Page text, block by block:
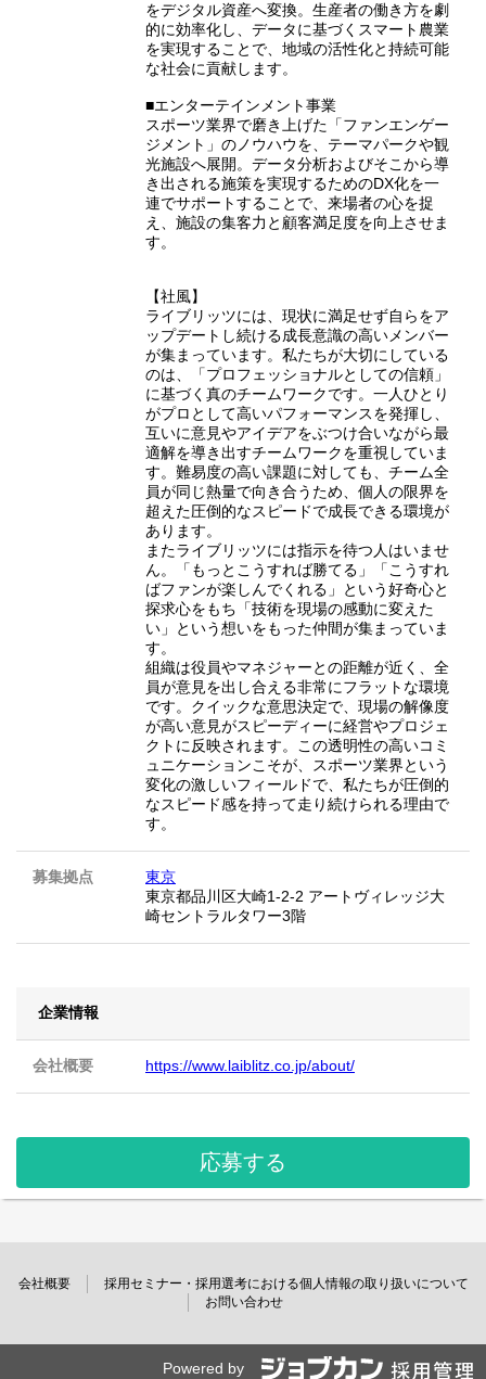
をデジタル資産へ変換。生産者の働き方を劇
的に効率化し、データに基づくスマート農業
を実現することで、地域の活性化と持続可能
な社会に貢献します。
■エンターテインメント事業
スポーツ業界で磨き上げた「ファンエンゲー
ジメント」のノウハウを、テーマパークや観
光施設へ展開。データ分析およびそこから導
き出される施策を実現するためのDX化を一
連でサポートすることで、来場者の心を捉
え、施設の集客力と顧客満足度を向上させま
す。
【社風】
ライブリッツには、現状に満足せず自らをア
ップデートし続ける成長意識の高いメンバー
が集まっています。私たちが大切にしている
のは、「プロフェッショナルとしての信頼」
に基づく真のチームワークです。一人ひとり
がプロとして高いパフォーマンスを発揮し、
互いに意見やアイデアをぶつけ合いながら最
適解を導き出すチームワークを重視していま
す。難易度の高い課題に対しても、チーム全
員が同じ熱量で向き合うため、個人の限界を
超えた圧倒的なスピードで成長できる環境が
あります。
またライブリッツには指示を待つ人はいませ
ん。「もっとこうすれば勝てる」「こうすれ
ばファンが楽しんでくれる」という好奇心と
探求心をもち「技術を現場の感動に変えた
い」という想いをもった仲間が集まっていま
す。
組織は役員やマネジャーとの距離が近く、全
員が意見を出し合える非常にフラットな環境
です。クイックな意思決定で、現場の解像度
が高い意見がスピーディーに経営やプロジェ
クトに反映されます。この透明性の高いコミ
ュニケーションこそが、スポーツ業界という
変化の激しいフィールドで、私たちが圧倒的
なスピード感を持って走り続けられる理由で
す。
募集拠点
東京
東京都品川区大崎1-2-2 アートヴィレッジ大
崎セントラルタワー3階
企業情報
会社概要 https://www.laiblitz.co.jp/about/
応募する
会社概要
採用セミナー・採用選考における個人情報の取り扱いについて
お問い合わせ
Powered by